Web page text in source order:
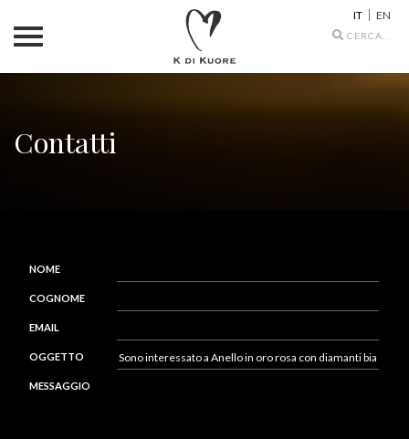
Search
IT EN
Contatti
NOME
COGNOME
EMAIL
OGGETTO
MESSAGGIO